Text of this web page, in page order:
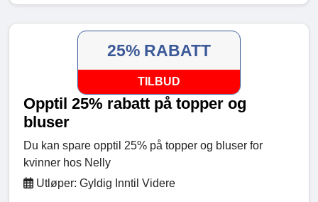
25% RABATT
TILBUD
Opptil 25% rabatt på topper og
bluser
Du kan spare opptil 25% på topper og bluser for
kvinner hos Nelly
Utløper: Gyldig Inntil Videre